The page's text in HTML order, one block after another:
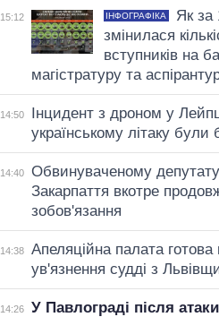
15:12 ІНФОГРАФІКА
Як за
змінилася
вступників на
магістратуру та
14:50
Інцидент з дроном у
українському літаку були
14:40
Обвинуваченому депутату
Закарпаття вкотре
зобов'язання
14:38
Апеляційна палата готова
ув'язнення судді з
14:26
У Павлограді після